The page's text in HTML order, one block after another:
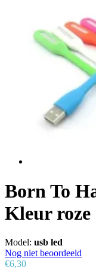
Born To
Kleur roze
Model: usb led
Nog niet beoordeeld
€6,30